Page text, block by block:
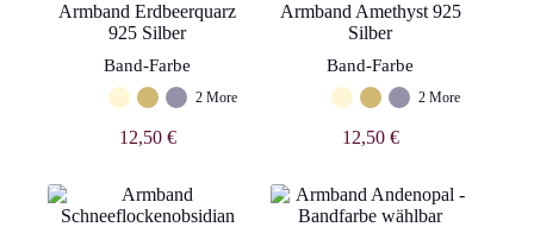
Armband Erdbeerquarz
925 Silber
Band-Farbe
2 More
12,50 €
Armband Amethyst 925
Silber
Band-Farbe
2 More
12,50 €